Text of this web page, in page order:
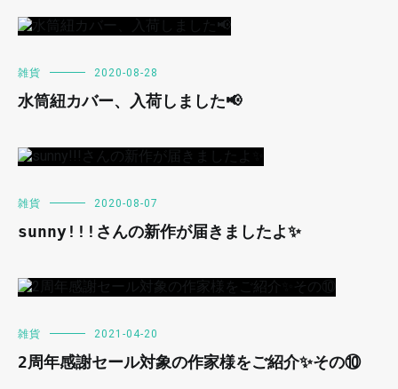
雑貨 2020-08-28
水筒紐カバー、入荷しました📢
雑貨 2020-08-07
sunny!!!さんの新作が届きましたよ✨
雑貨 2021-04-20
2周年感謝セール対象の作家様をご紹介✨その⑩